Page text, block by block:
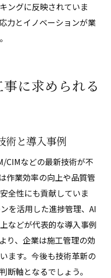
ングに反映されていま
力とイノベーションが業
に求められる
術と導入事例
CIMなどの最新技術が不
作業効率の向上や品質管
全性にも貢献していま
を活用した進捗管理、AI
などが代表的な導入事例
り、企業は施工管理の効
ます。今後も技術革新の
断軸となるでしょう。